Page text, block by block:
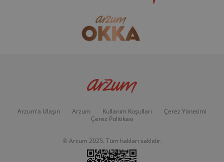
Arzum'a Ulaşın Arzum Kullanım Koşulları
Çerez Yönetimi
Çerez Politikası
© Arzum 2025. Tüm hakları saklıdır.